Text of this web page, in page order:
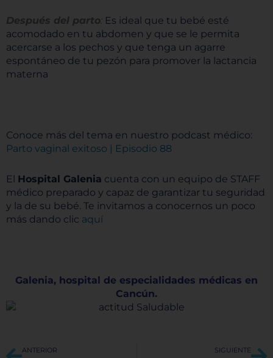
Después del parto: Es ideal que tu bebé esté
acomodado en tu abdomen y que se le permita
acercarse a los pechos y que tenga un agarre
espontáneo de tu pezón para promover la lactancia
materna
Conoce más del tema en nuestro podcast médico:
Parto vaginal exitoso | Episodio 88
El Hospital Galenia cuenta con un equipo de STAFF
médico preparado y capaz de garantizar tu seguridad
y la de su bebé. Te invitamos a conocernos un poco
más dando clic aquí
Galenia, hospital de especialidades médicas en
Cancún.
AntANTERIOR SIGUIENTE